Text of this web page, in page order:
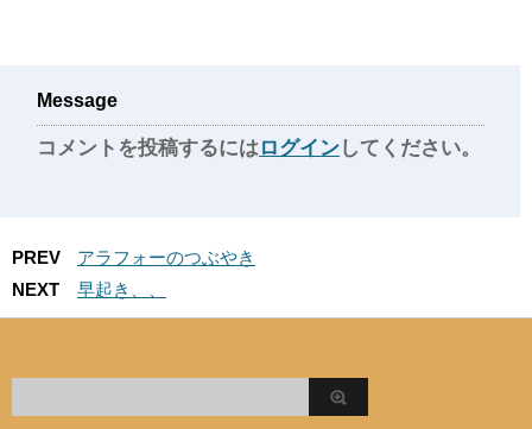
Message
コメントを投稿するにはログインしてください。
PREV
アラフォーのつぶやき
NEXT
早起き、、